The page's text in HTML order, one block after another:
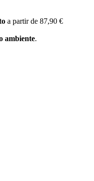
a partir de 87,90 €
ambiente.